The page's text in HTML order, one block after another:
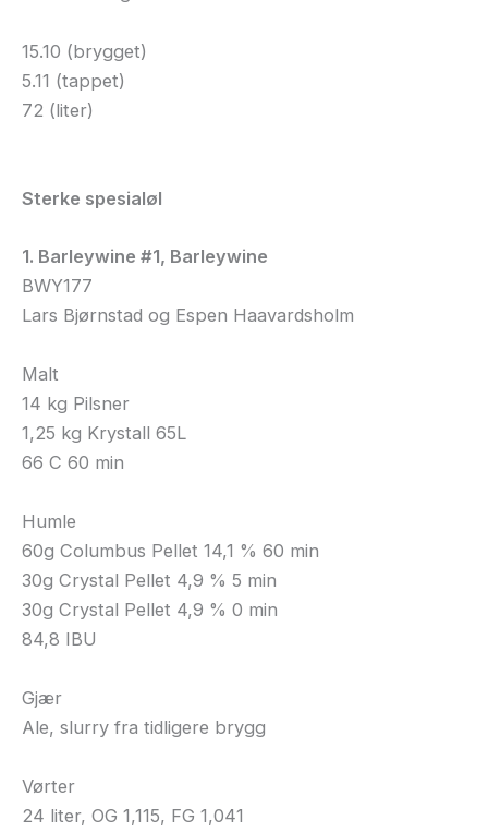
15.10 (brygget)
5.11 (tappet)
72 (liter)
Sterke spesialøl
1. Barleywine #1, Barleywine
BWY177
Lars Bjørnstad og Espen Haavardsholm
Malt
14 kg Pilsner
1,25 kg Krystall 65L
66 C 60 min
Humle
60g Columbus Pellet 14,1 % 60 min
30g Crystal Pellet 4,9 % 5 min
30g Crystal Pellet 4,9 % 0 min
84,8 IBU
Gjær
Ale, slurry fra tidligere brygg
Vørter
24 liter, OG 1,115, FG 1,041